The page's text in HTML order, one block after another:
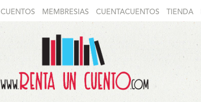
CUENTOS MEMBRESIAS CUENTACUENTOS TIENDA